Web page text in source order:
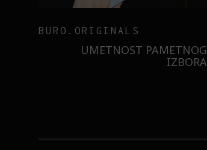
ZNATE LI ŠTA JE
SORBETIZACIJA? OTKRIJTE
TAJNU LAGANE NEGE KOŽE